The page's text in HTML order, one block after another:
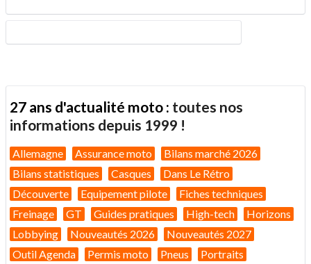
27 ans d'actualité moto : toutes nos
informations depuis 1999 !
Allemagne Assurance moto
Bilans marché 2026
Bilans statistiques
Casques
Dans Le Rétro
Découverte
Equipement pilote
Fiches techniques
Freinage
GT Guides pratiques High-tech
Horizons
Lobbying
Nouveautés 2026
Nouveautés 2027
Outil Agenda
Permis moto Pneus Portraits